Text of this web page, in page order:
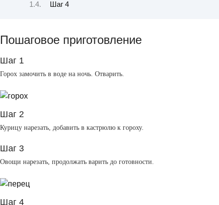
Шаг 4
Пошаговое приготовление
Шаг 1
Горох замочить в воде на ночь. Отварить.
Шаг 2
Курицу нарезать, добавить в кастрюлю к гороху.
Шаг 3
Овощи нарезать, продолжать варить до готовности.
Шаг 4